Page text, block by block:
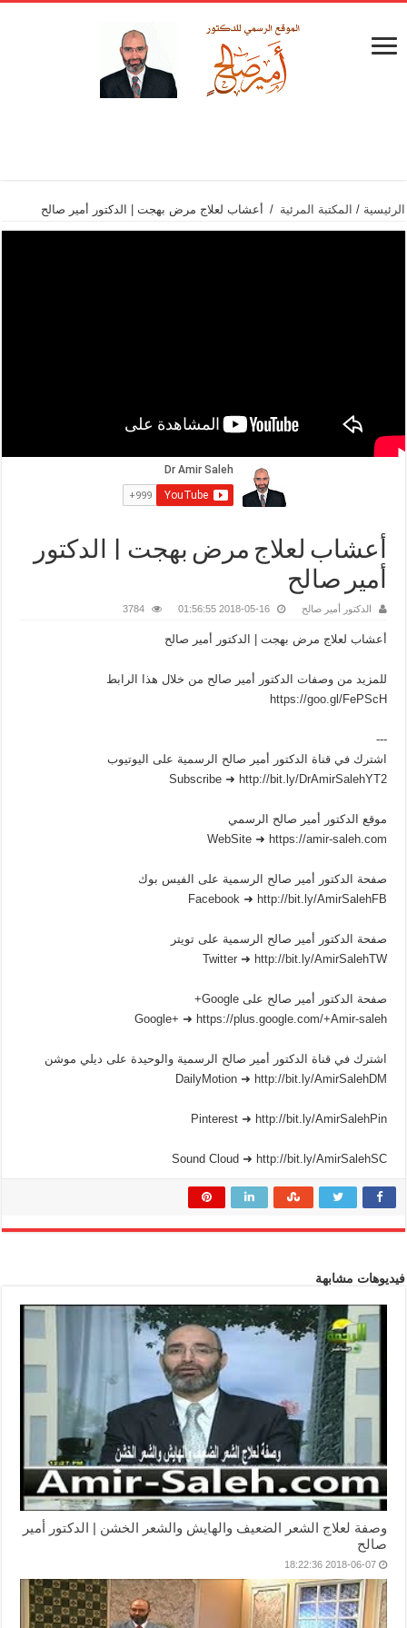
الرئيسية / المكتبة المرئية / أعشاب لعلاج مرض بهجت | الدكتور أمير صالح
أعشاب لعلاج مرض بهجت | الدكتور
أمير صالح
الدكتور أمير صالح 2018-05-16 01:56:55
3784
أعشاب لعلاج مرض بهجت | الدكتور أمير صالح
للمزيد من وصفات الدكتور أمير صالح من خلال هذا الرابط
https://goo.gl/FePScH
---
اشترك في قناة الدكتور أمير صالح الرسمية على اليوتيوب
Subscribe ➜ http://bit.ly/DrAmirSalehYT2
موقع الدكتور أمير صالح الرسمي
WebSite ➜ https://amir-saleh.com
صفحة الدكتور أمير صالح الرسمية على الفيس بوك
Facebook ➜ http://bit.ly/AmirSalehFB
صفحة الدكتور أمير صالح الرسمية على تويتر
Twitter ➜ http://bit.ly/AmirSalehTW
صفحة الدكتور أمير صالح على Google+
Google+ ➜ https://plus.google.com/+Amir-saleh
اشترك في قناة الدكتور أمير صالح الرسمية والوحيدة على ديلي موشن
DailyMotion ➜ http://bit.ly/AmirSalehDM
Pinterest ➜ http://bit.ly/AmirSalehPin
Sound Cloud ➜ http://bit.ly/AmirSalehSC
فيديوهات مشابهة
وصفة لعلاج الشعر الضعيف والهايش والشعر الخشن | الدكتور أمير
صالح
2018-06-07 18:22:36